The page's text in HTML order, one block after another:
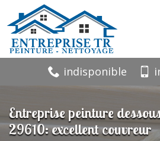
indisponible
Entreprise peinture
29610: excellent couvreur